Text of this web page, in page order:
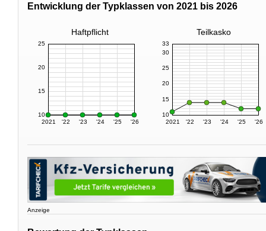
Entwicklung der Typklassen von 2021 bis 2026
Haftpflicht Teilkasko
2021 '22 '23 '24 '25 '26
10
15
20
25
2021 '22 '23 '24 '25 '26
10
15
20
25
30
33
Anzeige